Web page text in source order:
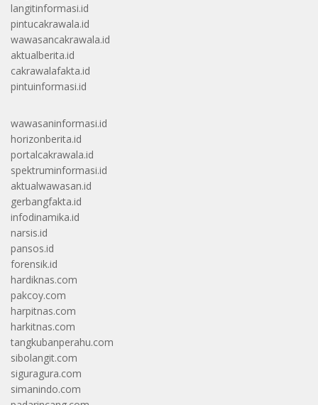
langitinformasi.id
pintucakrawala.id
wawasancakrawala.id
aktualberita.id
cakrawalafakta.id
pintuinformasi.id
wawasaninformasi.id
horizonberita.id
portalcakrawala.id
spektruminformasi.id
aktualwawasan.id
gerbangfakta.id
infodinamika.id
narsis.id
pansos.id
forensik.id
hardiknas.com
pakcoy.com
harpitnas.com
harkitnas.com
tangkubanperahu.com
sibolangit.com
siguragura.com
simanindo.com